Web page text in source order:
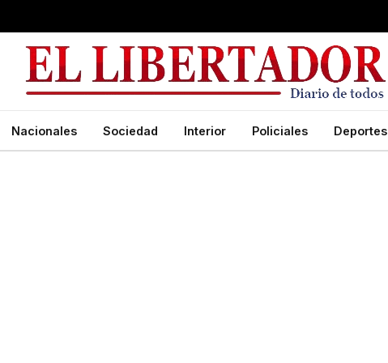
Nacionales Sociedad Interior Policiales Deportes